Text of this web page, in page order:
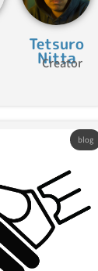
Tetsuro
Nitta
Creator
blog